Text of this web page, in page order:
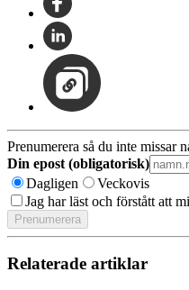
Prenumerera så du inte missar
Din epost (obligatorisk)
Dagligen
Veckovis
Jag har läst och förstått att
Relaterade artiklar